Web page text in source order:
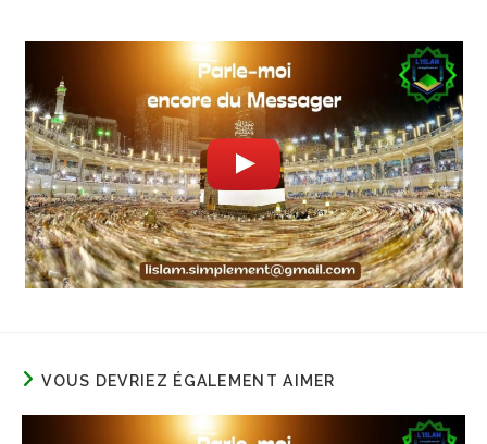
VOUS DEVRIEZ ÉGALEMENT AIMER